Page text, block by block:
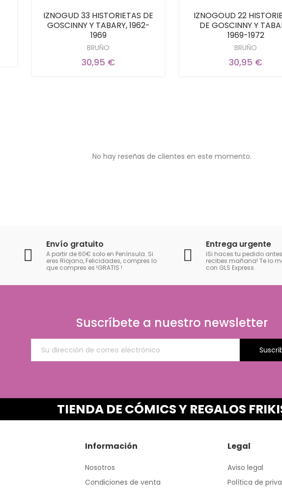
IZNOGUD 33 HISTORIETAS DE
GOSCINNY Y TABARY, 1962-
1969
BRUÑO
30,95 €
IZNOGOUD 22
DE GOSCINNY Y
1969-1972
BRUÑO
30,95 €
No hay reseñas de clientes en este momento.
Envío gratuito
A partir de 60€ solo en Península. Si
eres Riojano, Felicidades, compres lo
que compres es !GRATIS !
Entrega urgente
iSi haces tu pedido
recibes mañana! Te lo
con GLS Express.
Suscríbete a nuestro newsletter
TIENDA DE CÓMICS Y REGALOS
Información
Nosotros
Condiciones de venta
Legal
Aviso legal
Política de